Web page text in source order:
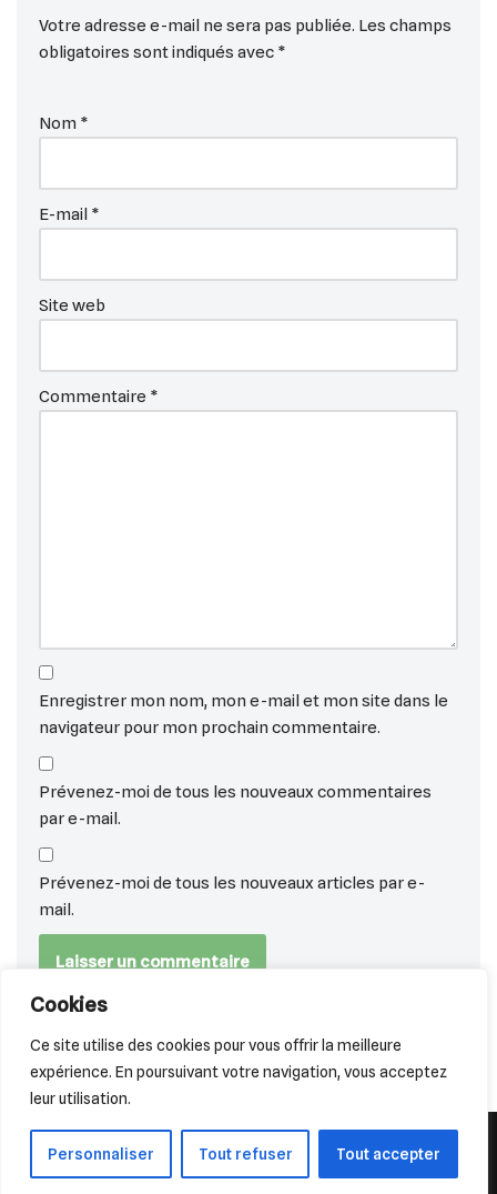
Cookies
Ce site utilise des cookies pour vous offrir la meilleure
expérience. En poursuivant votre navigation, vous acceptez
leur utilisation.
Personnaliser Tout refuser Tout accepter
Votre adresse e-mail ne sera pas publiée. Les champs
obligatoires sont indiqués avec *
Nom *
E-mail *
Site web
Commentaire *
Enregistrer mon nom, mon e-mail et mon site dans le
navigateur pour mon prochain commentaire.
Prévenez-moi de tous les nouveaux commentaires
par e-mail.
Prévenez-moi de tous les nouveaux articles par e-
mail.
© 2026 Chien Reporter - Tous droits réservés.
Mentions Légales et Politique de confidentialité